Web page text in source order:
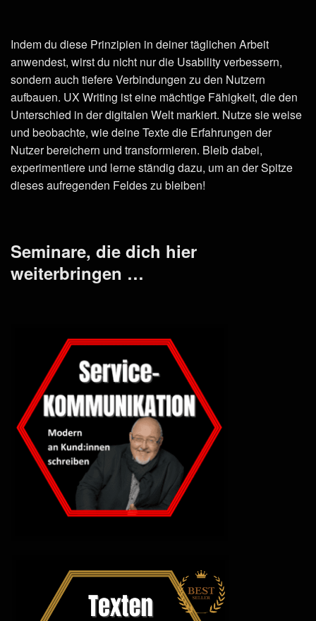
Indem du diese Prinzipien in deiner täglichen Arbeit
anwendest, wirst du nicht nur die Usability verbessern,
sondern auch tiefere Verbindungen zu den Nutzern
aufbauen. UX Writing ist eine mächtige Fähigkeit, die den
Unterschied in der digitalen Welt markiert. Nutze sie weise
und beobachte, wie deine Texte die Erfahrungen der
Nutzer bereichern und transformieren. Bleib dabei,
experimentiere und lerne ständig dazu, um an der Spitze
dieses aufregenden Feldes zu bleiben!
Seminare, die dich hier
weiterbringen …